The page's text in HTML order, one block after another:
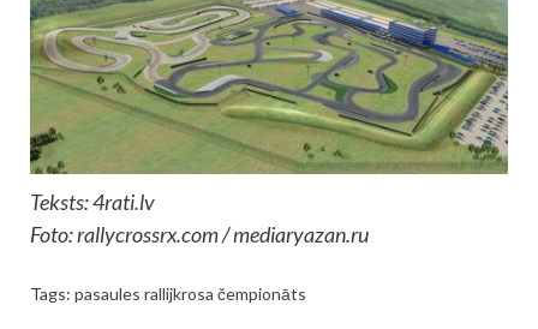
Teksts: 4rati.lv
Foto: rallycrossrx.com / mediaryazan.ru
Tags: pasaules rallijkrosa čempionāts